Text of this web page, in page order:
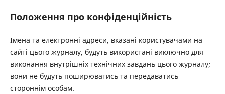
Положення про конфіденційність
Імена та електронні адреси, вказані користувачами на
сайті цього журналу, будуть використані виключно для
виконання внутрішніх технічних завдань цього журналу;
вони не будуть поширюватись та передаватись
стороннім особам.